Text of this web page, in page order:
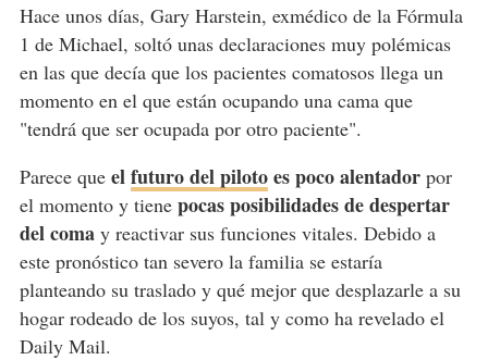
Hace unos días, Gary Harstein, exmédico de la Fórmula
1 de Michael, soltó unas declaraciones muy polémicas
en las que decía que los pacientes comatosos llega un
momento en el que están ocupando una cama que
"tendrá que ser ocupada por otro paciente".
Parece que elfuturo del pilotoes poco alentadorpor
el momento y tiene pocas posibilidades de despertar
del comay reactivar sus funciones vitales. Debido a
este pronóstico tan severo la familia se estaría
planteando su traslado y qué mejor que desplazarle a su
hogar rodeado de los suyos, tal y como ha revelado el
Daily Mail.